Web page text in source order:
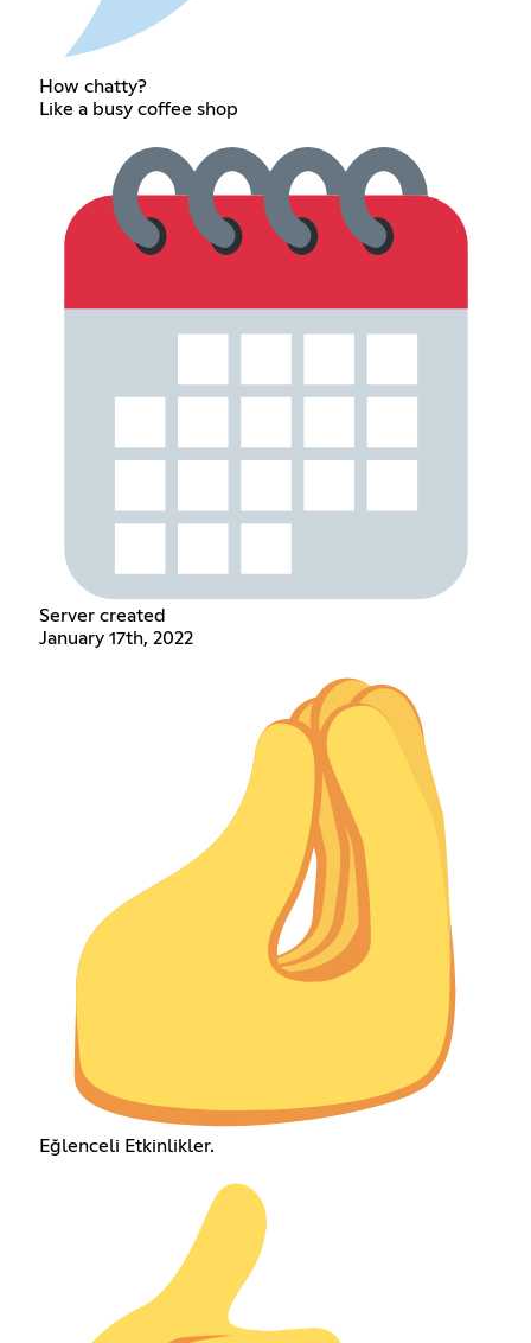
How chatty?
Like a busy coffee shop
Server created
January 17th, 2022
Eğlenceli Etkinlikler.ㅤㅤㅤㅤㅤㅤㅤㅤㅤㅤㅤㅤㅤㅤ